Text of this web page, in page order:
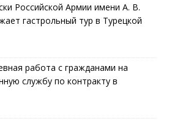
Российской Армии имени А. В.
гастрольный тур в Турецкой
работа с гражданами на
службу по контракту в